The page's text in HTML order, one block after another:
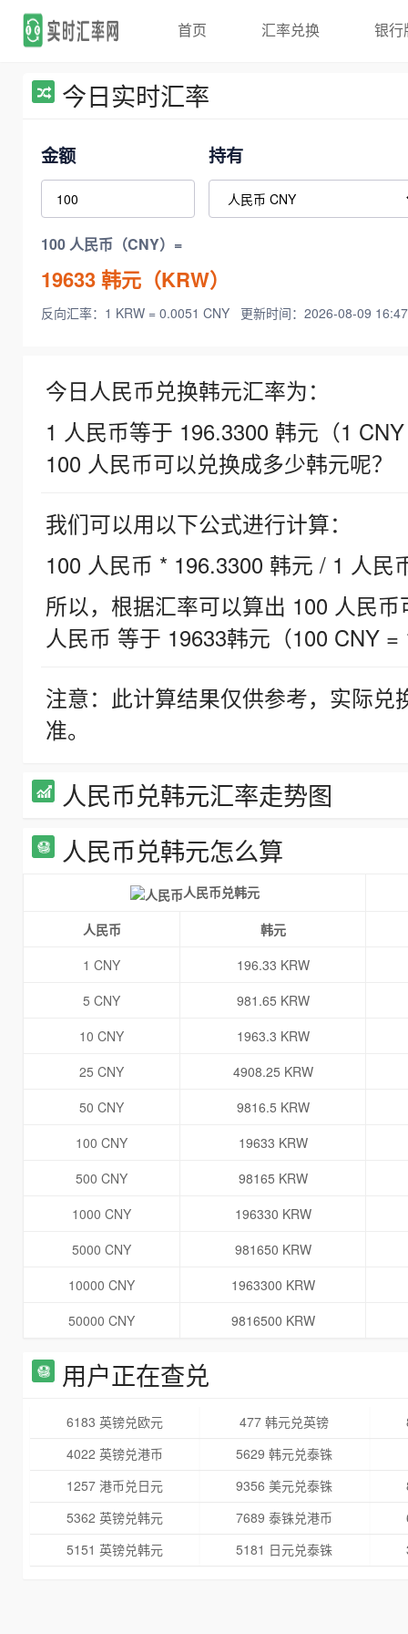
首页 汇率兑换 银行
今日实时汇率
金额 持有
100 人民币（CNY）=
19633韩元（KRW）
反向汇率：1 KRW = 0.0051 CNY 更新时间：2026-08-09
今日人民币兑换韩元汇率为：
1 人民币等于 196.3300 韩元（1
100 人民币可以兑换成多少韩元呢？
我们可以用以下公式进行计算：
100 人民币 * 196.3300 韩元 / 1 人民
所以，根据汇率可以算出 100 人民
人民币 等于 19633韩元（100 CNY =
注意：此计算结果仅供参考，实际
准。
人民币兑韩元汇率走势图
人民币兑韩元怎么算
人民币兑韩元
人民币
韩元
1 CNY
196.33 KRW
5 CNY
981.65 KRW
10 CNY
1963.3 KRW
25 CNY
4908.25 KRW
50 CNY
9816.5 KRW
100 CNY
19633 KRW
500 CNY
98165 KRW
1000 CNY
196330 KRW
5000 CNY
981650 KRW
10000 CNY
1963300 KRW
50000 CNY
9816500 KRW
用户正在查兑
6183 英镑兑欧元 477 韩元兑英镑
4022 英镑兑港币
5629 韩元兑泰铢
1257 港币兑日元
9356 美元兑泰铢
5362 英镑兑韩元
7689 泰铢兑港币
5151 英镑兑韩元
5181 日元兑泰铢